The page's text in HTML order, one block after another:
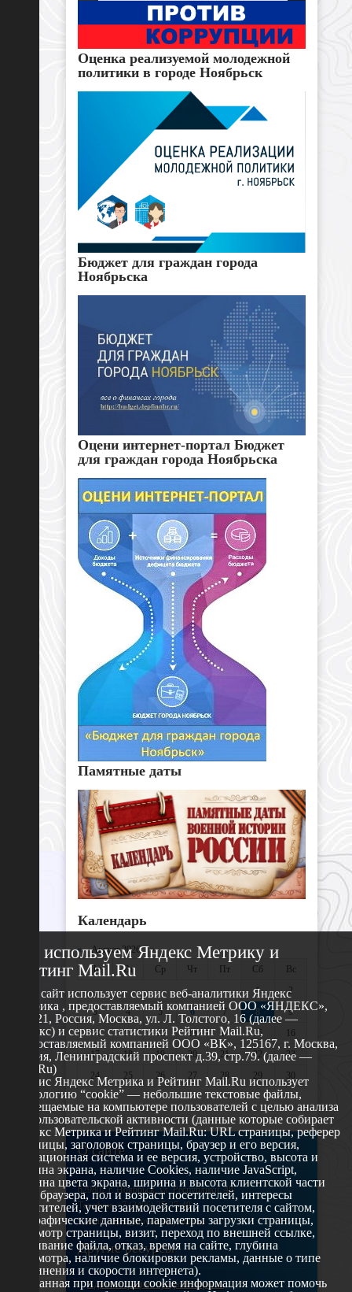
Оценка реализуемой молодежной
политики в городе Ноябрьск
Бюджет для граждан города
Ноябрьска
Оцени интернет-портал Бюджет
для граждан города Ноябрьска
Памятные даты
Календарь
«Август 2026 »
Пн
Вт Ср Чт Пт Сб
Вс
1
2
3
4 5 6 7 8
9
10
11 12 13 14 15
16
17
18 19 20 21 22
23
24
25 26 27 28 29
30
31
О сайте
629802 г. Ноябрьск, ул. Республики, 49
Телефон: +7 (3496) 35-37-49
E-mail: udsm@noyabrsk.yanao.ru
Другие ресурсы
Администрация города Ноябрьска
Мы используем Яндекс Метрику и
Рейтинг Mail.Ru
Этот сайт использует сервис веб-аналитики Яндекс
Метрика , предоставляемый компанией ООО «ЯНДЕКС»,
119021, Россия, Москва, ул. Л. Толстого, 16 (далее —
Яндекс) и сервис статистики Рейтинг Mail.Ru,
предоставляемый компанией ООО «ВК», 125167, г. Москва,
Россия, Ленинградский проспект д.39, стр.79. (далее —
Mail.Ru)
Сервис Яндекс Метрика и Рейтинг Mail.Ru использует
технологию “cookie” — небольшие текстовые файлы,
размещаемые на компьютере пользователей с целью анализа
их пользовательской активности (данные которые собирает
Яндекс Метрика и Рейтинг Mail.Ru: URL страницы, реферер
страницы, заголовок страницы, браузер и его версия,
операционная система и ее версия, устройство, высота и
ширина экрана, наличие Cookies, наличие JavaScript,
глубина цвета экрана, ширина и высота клиентской части
окна браузера, пол и возраст посетителей, интересы
посетителей, учет взаимодействий посетителя с сайтом,
географические данные, параметры загрузки страницы,
просмотр страницы, визит, переход по внешней ссылке,
cкачивание файла, отказ, время на сайте, глубина
просмотра, наличие блокировки рекламы, данные о типе
соединения и скорости интернета).
Собранная при помощи cookie информация может помочь